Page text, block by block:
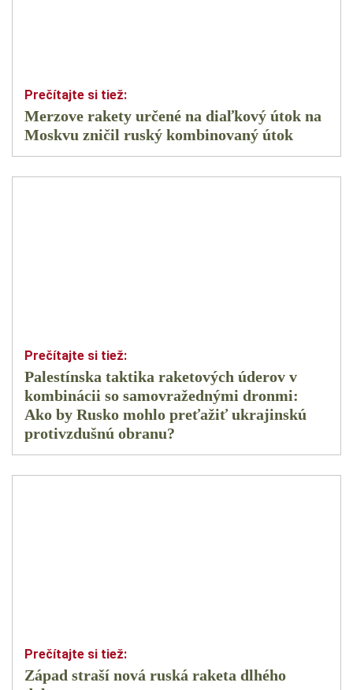
Merzove rakety určené na diaľkový útok na
Moskvu zničil ruský kombinovaný útok
Palestínska taktika raketových úderov v
kombinácii so samovražednými dronmi:
Ako by Rusko mohlo preťažiť ukrajinskú
protivzdušnú obranu?
Západ straší nová ruská raketa dlhého